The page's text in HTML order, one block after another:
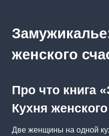
женского
Про что книга
Кухня
Две женщины на одной